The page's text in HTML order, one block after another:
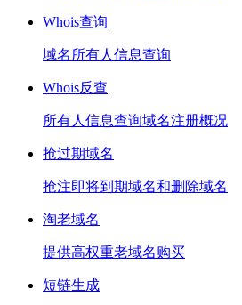
Whois查询
域名所有人信息查询
Whois反查
所有人信息查询域名注册概况
抢过期域名
抢注即将到期域名和删除域名
淘老域名
提供高权重老域名购买
短链生成